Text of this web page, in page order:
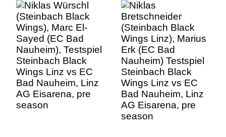
Nauheim), Testspiel
Steinbach Black
Wings Linz vs EC
Bad Nauheim, Linz
AG Eisarena, pre
season
Erk (EC Bad
Nauheim) Testspiel
Steinbach Black
Wings Linz vs EC
Bad Nauheim, Linz
AG Eisarena, pre
season